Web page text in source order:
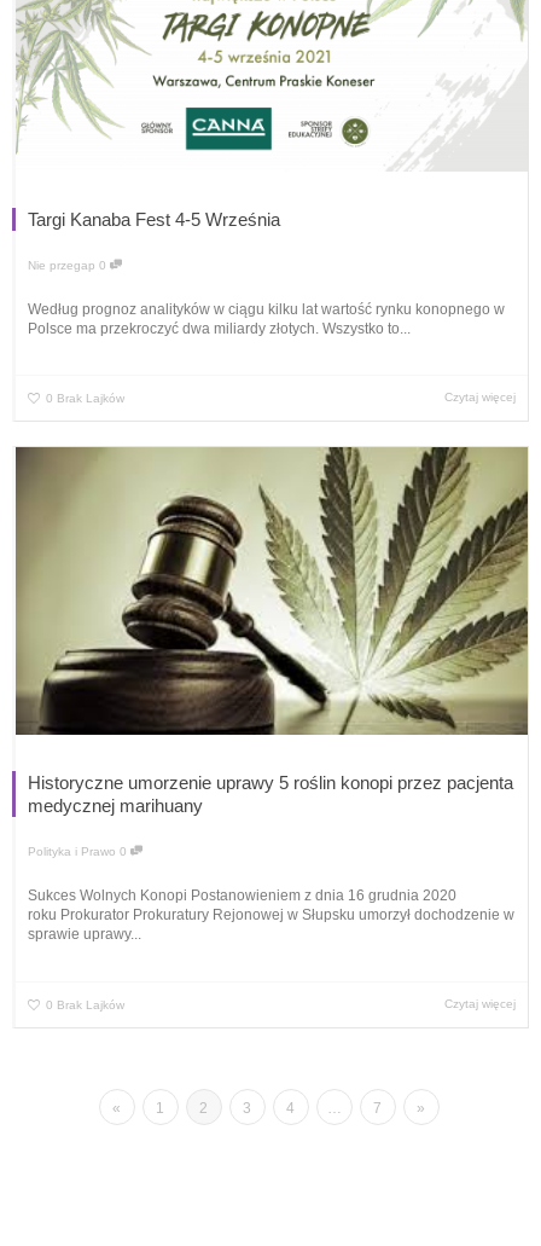
Targi Kanaba Fest 4-5 Września
Nie przegap 0
Według prognoz analityków w ciągu kilku lat wartość rynku konopnego w
Polsce ma przekroczyć dwa miliardy złotych. Wszystko to...
0 Brak Lajków Czytaj więcej
Historyczne umorzenie uprawy 5 roślin konopi przez pacjenta
medycznej marihuany
Polityka i Prawo 0
Sukces Wolnych Konopi Postanowieniem z dnia 16 grudnia 2020
roku Prokurator Prokuratury Rejonowej w Słupsku umorzył dochodzenie w
sprawie uprawy...
0 Brak Lajków Czytaj więcej
« 1 2 3 4 … 7 »